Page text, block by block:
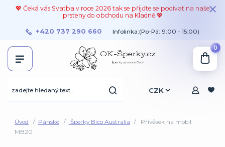
💖 Čeká vás Svatba v roce 2026 tak se přijďte se podívat na naše
prsteny do obchodu na Kladně 💖
CZK
+420 737 290 660 Infolinka:(Po-Pá: 9:00 - 15:00)
0
Úvod Pánské Šperky Bico Australia
Přívěsek na mobil
MB20